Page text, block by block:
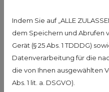
Wernigerode.
Schmuck
Sie möchten
beraten.
Indem Sie auf „ALLE
dem Speichern und Abrufen
Gerät (§ 25 Abs. 1 TDDDG)
Datenverarbeitung für die
die von Ihnen ausgewählten
Abs. 1 lit. a. DSGVO).